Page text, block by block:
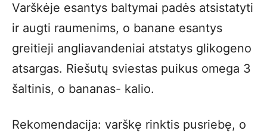
Varškėje esantys baltymai padės atsistatyti
ir augti raumenims, o banane esantys
greitieji angliavandeniai atstatys glikogeno
atsargas. Riešutų sviestas puikus omega 3
šaltinis, o bananas- kalio.
Rekomendacija: varškę rinktis pusriebę, o